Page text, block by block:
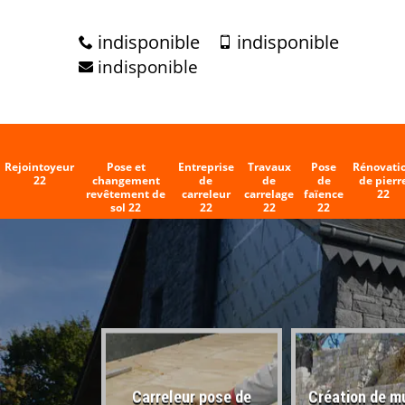
indisponible indisponible
indisponible
Rejointoyeur
22
Pose et
changement
revêtement de
sol 22
Entreprise
de
carreleur
22
Travaux
de
carrelage
22
Pose
de
faïence
22
de
22
Carreleur pose de
Création de